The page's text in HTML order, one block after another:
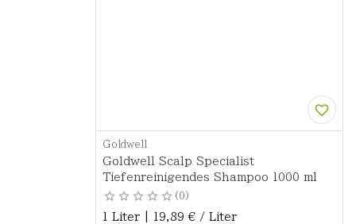
Goldwell
Goldwell Scalp Specialist
Tiefenreinigendes Shampoo 1000 ml
0
1 Liter | 19,89 € / Liter